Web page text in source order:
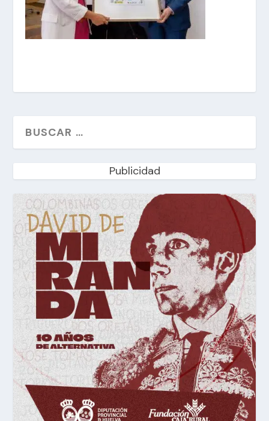
Publicidad